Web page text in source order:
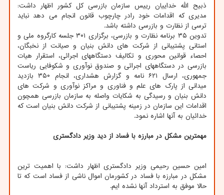
ذبیح الله خداییان رییس سازمان بازرسی کل کشور اظهار داشت:
مدیری که اقدامات خود رادر چارچوب قانون انجام می دهد نباید
ترسی از نظارت و بازرسی داشته باشد.
تدوین ۳۵ برنامه نظارت و بازرسی، برگزاری ۳۰۱ جلسه کارگروه ملی و
استانی پشتیبانی از شرکت های دانش بنیان و صیانت از نخبگان،
احصاء قوانین محوری و تکالیف دستگاههای اجرائی، استقرار هیات
بازرسی در دستگاههای اجرائی و صندوق نوآوری و شکوفایی ریاست
جمهوری، ارسال ۶۲۱ نامه و گزارش هشداری، انجام ۳۵۰ بازدید
میدانی از پارک های علم و فناوری و مراکز نوآوری و شرکت های
دانش بنیان و رسیدگی به شکایات واصله به سازمان بازرسی همچون
اقدامات این سازمان در زمینه پشتیبانی از شرکت دانش بنیان است که
خدائیان به آنها اشاره نمود.
مهمترین مشکل در مبارزه با فساد از دید وزیر دادگستری
امین حسین رحیمی وزیر دادگستری اظهار داشت: با اهمیت ترین
مشکل در مبارزه با فساد در کشورمان اموال ناشی از فساد است که تا
حالا موفق به استرداد آنها نشده ایم.